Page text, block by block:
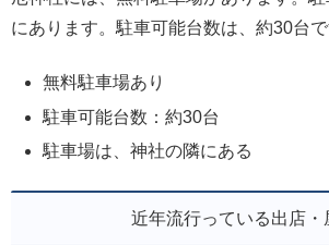
にあります。駐車可能台数は、約30台で
無料駐車場あり
駐車可能台数：約30台
駐車場は、神社の隣にある
近年流行っている出店・